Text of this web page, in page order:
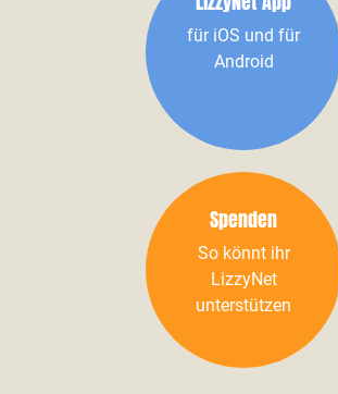
für iOS und für
Android
Spenden
So könnt ihr
LizzyNet
unterstützen